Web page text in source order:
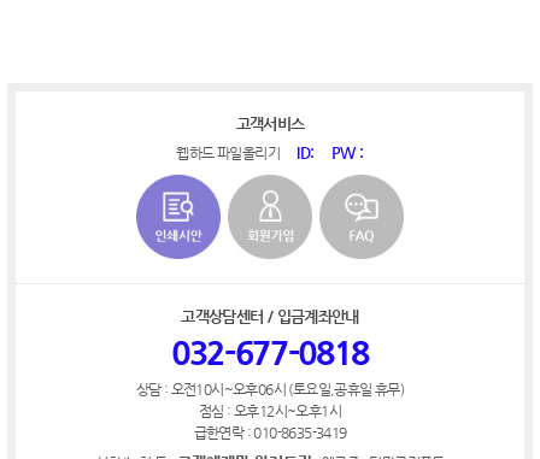
고객서비스
웹하드 파일올리기 ID: PW :
고객상담센터 / 입금계좌안내
032-677-0818
상담 : 오전10시~오후06시 (토요일,공휴일 휴무)
점심 : 오후12시~오후1시
급한연락 : 010-8635-3419